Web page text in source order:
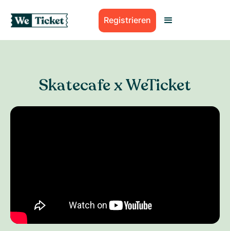
Registrieren
Skatecafe x WeTicket